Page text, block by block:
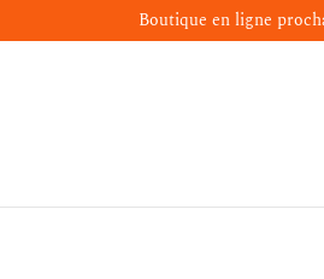
Boutique en ligne